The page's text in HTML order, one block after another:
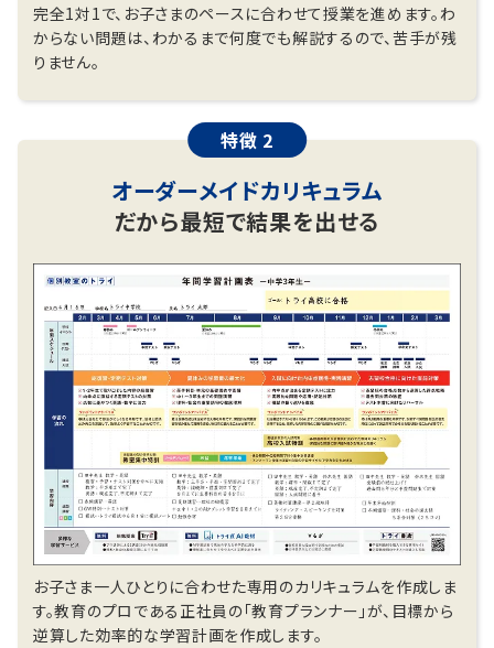
完全1対1で、お子さまのペースに合わせて授業を進めます。わ
からない問題は、わかるまで何度でも解説するので、苦手が残
りません。
特徴 2
オーダーメイドカリキュラム
だから最短で結果を出せる
お子さま一人ひとりに合わせた専用のカリキュラムを作成しま
す。教育のプロである正社員の「教育プランナー」が、目標から
逆算した効率的な学習計画を作成します。